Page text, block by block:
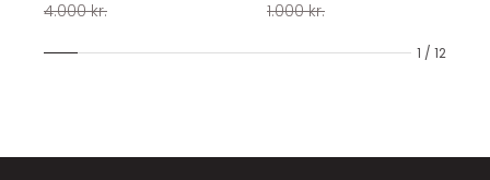
1 / 12
4.000 kr.
1.000 kr.